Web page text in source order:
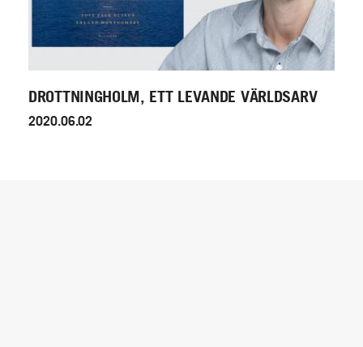
DROTTNINGHOLM, ETT LEVANDE VÄRLDSARV
2020.06.02